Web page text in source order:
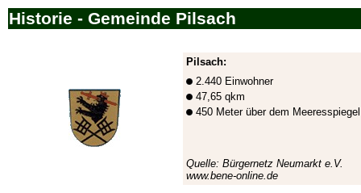
Historie - Gemeinde Pilsach
Pilsach:
2.440 Einwohner
47,65 qkm
450 Meter über dem Meeresspiegel
Quelle: Bürgernetz Neumarkt e.V.
www.bene-online.de